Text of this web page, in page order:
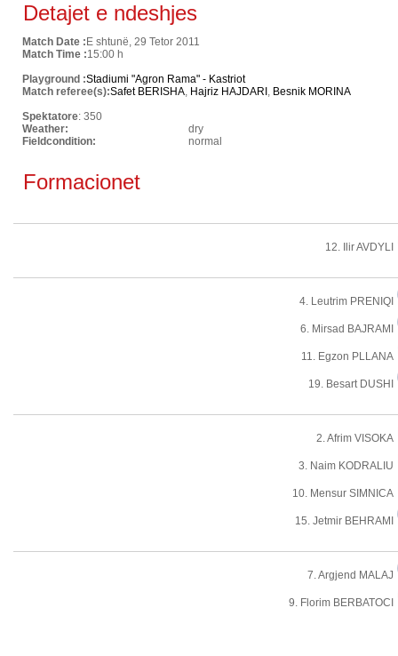
Detajet e ndeshjes
Match Date : E shtunë, 29 Tetor 2011
Match Time :15:00 h
Playground :Stadiumi "Agron Rama" - Kastriot
Match referee(s):Safet BERISHA, Hajriz HAJDARI , Besnik MORINA
Spektatore: 350
Weather:
dry
Fieldcondition:
normal
Formacionet
12. Ilir AVDYLI
4. Leutrim PRENIQI
6. Mirsad BAJRAMI
11. Egzon PLLANA
19. Besart DUSHI
2. Afrim VISOKA
3. Naim KODRALIU
10. Mensur SIMNICA
15. Jetmir BEHRAMI
7. Argjend MALAJ
9. Florim BERBATOCI